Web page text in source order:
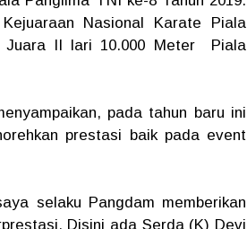
Nasional Karate Piala
Juara II lari 10.000 Meter Piala
pada tahun baru ini
prestasi baik pada event
selaku Pangdam memberikan
Disini ada Serda (K) Devi